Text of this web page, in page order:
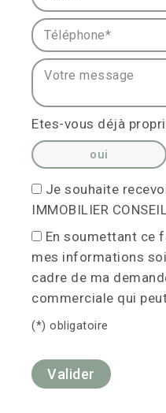
Téléphone* :
Votre message :
Etes-vous déjà
oui
Je souhaite
IMMOBILIER
En soumettant ce
mes informations
cadre de ma
commerciale qui
(*) obligatoire